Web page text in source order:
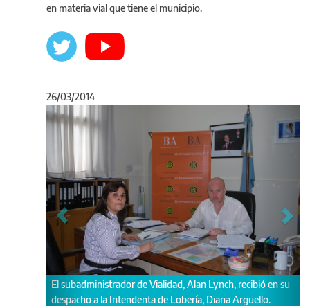
en materia vial que tiene el municipio.
26/03/2014
El subadministrador de Vialidad, Alan Lynch, recibió en su
despacho a la Intendenta de Lobería, Diana Argüello.
Anterior